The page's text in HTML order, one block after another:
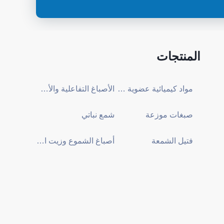
المنتجات
مواد كيميائية عضوية خام الأصباغ التفاعلية والأصباغ المباشرة
صبغات موزعة شمع نباتي
فتيل الشمعة أصباغ الشموع وزيت العطر